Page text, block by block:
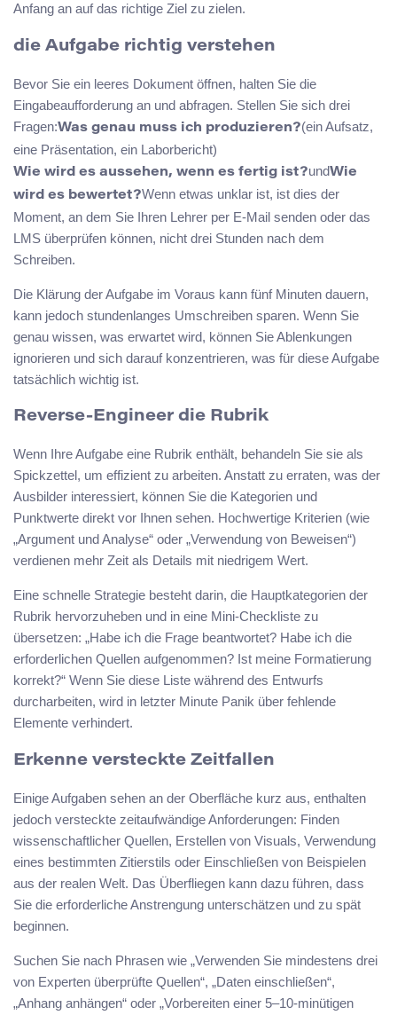
Anfang an auf das richtige Ziel zu zielen.
die Aufgabe richtig verstehen
Bevor Sie ein leeres Dokument öffnen, halten Sie die
Eingabeaufforderung an und abfragen. Stellen Sie sich drei
Fragen:Was genau muss ich produzieren?(ein Aufsatz,
eine Präsentation, ein Laborbericht)
Wie wird es aussehen, wenn es fertig ist?undWie
wird es bewertet?Wenn etwas unklar ist, ist dies der
Moment, an dem Sie Ihren Lehrer per E-Mail senden oder das
LMS überprüfen können, nicht drei Stunden nach dem
Schreiben.
Die Klärung der Aufgabe im Voraus kann fünf Minuten dauern,
kann jedoch stundenlanges Umschreiben sparen. Wenn Sie
genau wissen, was erwartet wird, können Sie Ablenkungen
ignorieren und sich darauf konzentrieren, was für diese Aufgabe
tatsächlich wichtig ist.
Reverse-Engineer die Rubrik
Wenn Ihre Aufgabe eine Rubrik enthält, behandeln Sie sie als
Spickzettel, um effizient zu arbeiten. Anstatt zu erraten, was der
Ausbilder interessiert, können Sie die Kategorien und
Punktwerte direkt vor Ihnen sehen. Hochwertige Kriterien (wie
„Argument und Analyse“ oder „Verwendung von Beweisen“)
verdienen mehr Zeit als Details mit niedrigem Wert.
Eine schnelle Strategie besteht darin, die Hauptkategorien der
Rubrik hervorzuheben und in eine Mini-Checkliste zu
übersetzen: „Habe ich die Frage beantwortet? Habe ich die
erforderlichen Quellen aufgenommen? Ist meine Formatierung
korrekt?“ Wenn Sie diese Liste während des Entwurfs
durcharbeiten, wird in letzter Minute Panik über fehlende
Elemente verhindert.
Erkenne versteckte Zeitfallen
Einige Aufgaben sehen an der Oberfläche kurz aus, enthalten
jedoch versteckte zeitaufwändige Anforderungen: Finden
wissenschaftlicher Quellen, Erstellen von Visuals, Verwendung
eines bestimmten Zitierstils oder Einschließen von Beispielen
aus der realen Welt. Das Überfliegen kann dazu führen, dass
Sie die erforderliche Anstrengung unterschätzen und zu spät
beginnen.
Suchen Sie nach Phrasen wie „Verwenden Sie mindestens drei
von Experten überprüfte Quellen“, „Daten einschließen“,
„Anhang anhängen“ oder „Vorbereiten einer 5–10-minütigen